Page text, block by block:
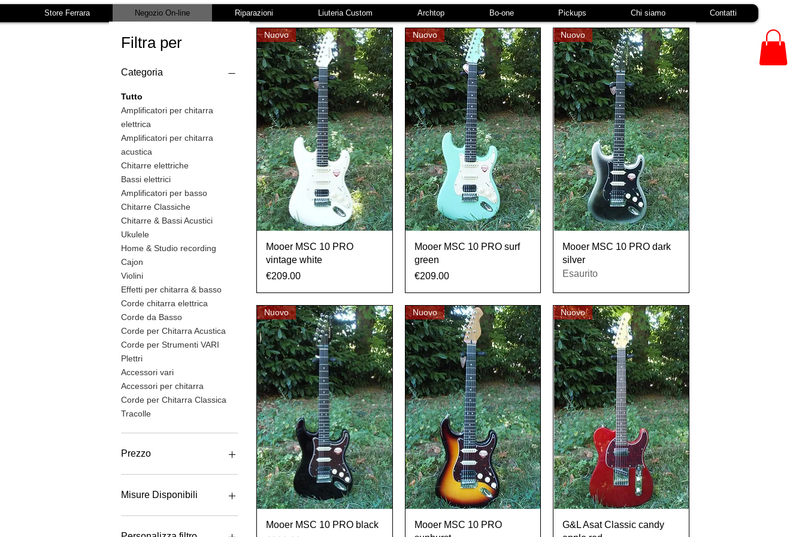
Store Ferrara Negozio On-line Riparazioni Liuteria Custom Archtop Bo-one Pickups Chi siamo Contatti
Filtra per
Categoria
Tutto
Amplificatori per chitarra
elettrica
Amplificatori per chitarra
acustica
Chitarre elettriche
Bassi elettrici
Amplificatori per basso
Chitarre Classiche
Chitarre & Bassi Acustici
Ukulele
Home & Studio recording
Cajon
Violini
Effetti per chitarra & basso
Corde chitarra elettrica
Corde da Basso
Corde per Chitarra Acustica
Corde per Strumenti VARI
Plettri
Accessori vari
Accessori per chitarra
Corde per Chitarra Classica
Tracolle
Prezzo
0 €
Misure Disponibili
1M
3M
Vista rapida
Nuovo
Mooer MSC 10 PRO
vintage white
Prezzo
€209.00
Vista rapida
Nuovo
Mooer MSC 10 PRO surf
green
Prezzo
€209.00
Vista rapida
Nuovo
Mooer MSC 10 PRO dark
silver
Esaurito
Vista rapida
Nuovo
Mooer MSC 10 PRO black
Vista rapida
Nuovo
Mooer MSC 10 PRO
Vista rapida
Nuovo
G&L Asat Classic candy